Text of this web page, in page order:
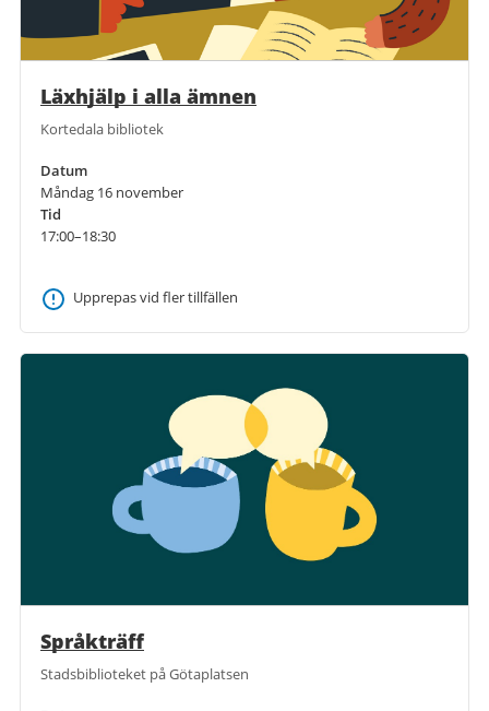
Läxhjälp i alla ämnen
Kortedala bibliotek
Datum
Måndag 16 november
Tid
17:00–18:30
Upprepas vid fler tillfällen
Språkträff
Stadsbiblioteket på Götaplatsen